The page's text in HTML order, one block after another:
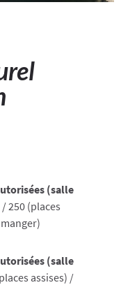
(salle
250 (places
(salle
assises) /